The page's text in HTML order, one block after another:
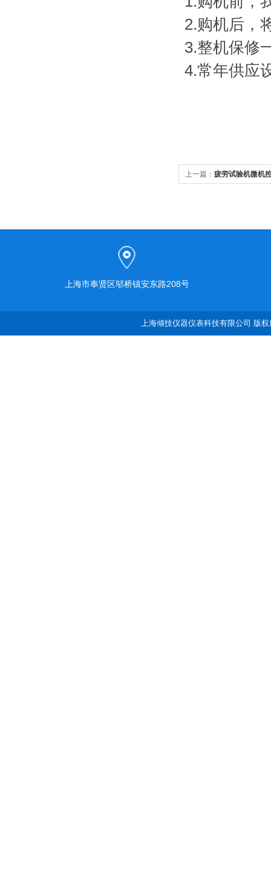
2.购机后，
3.整机保修
4.常年供应
上一篇： 疲劳试验机微机
上海市奉贤区邬桥镇安东路208号
上海倾技仪器仪表科技有限公司 版